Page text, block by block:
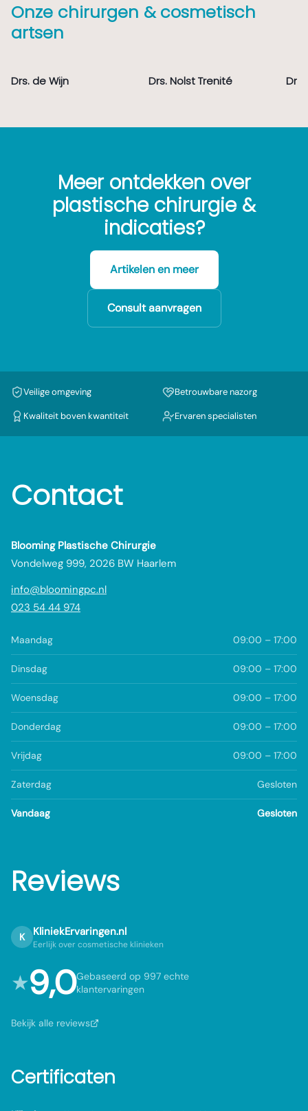
Onze chirurgen & cosmetisch
artsen
Drs. de Wijn Drs. Nolst Trenité Dr.
Meer ontdekken over
plastische chirurgie &
indicaties?
Artikelen en meer
Consult aanvragen
Veilige omgeving Betrouwbare nazorg
Kwaliteit boven kwantiteit Ervaren specialisten
Contact
Blooming Plastische Chirurgie
Vondelweg 999, 2026 BW Haarlem
info@bloomingpc.nl
023 54 44 974
Maandag 09:00 – 17:00
Dinsdag 09:00 – 17:00
Woensdag 09:00 – 17:00
Donderdag 09:00 – 17:00
Vrijdag 09:00 – 17:00
Zaterdag Gesloten
Vandaag Gesloten
Reviews
K KliniekErvaringen.nl
Eerlijk over cosmetische klinieken
★9,0Gebaseerd op 997 echte
klantervaringen
Bekijk alle reviews
Certificaten